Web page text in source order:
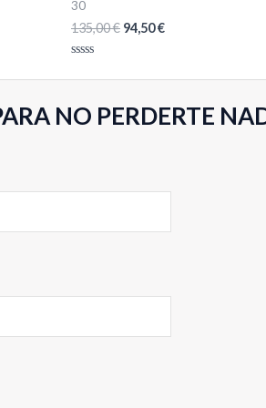
30
135,00€ 94,50€
con
5
NO PERDERTE